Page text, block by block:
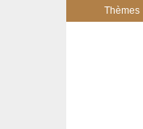
Thèmes